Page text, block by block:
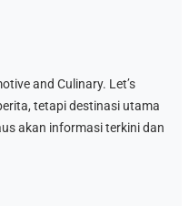
and Culinary. Let’s
tetapi destinasi utama
akan informasi terkini dan